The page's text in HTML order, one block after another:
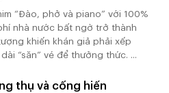
“Đào, phở và piano” với 100%
nhà nước bất ngờ trở thành
khiến khán giả phải xếp
“săn” vé để thưởng thức. ...
thụ và cống hiến